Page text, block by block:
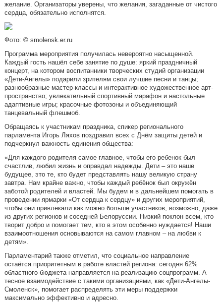
желание. Организаторы уверены, что желания, загаданные от чистого
сердца, обязательно исполнятся.
Фото: © smolensk.er.ru
Программа мероприятия получилась невероятно насыщенной.
Каждый гость нашёл себе занятие по душе: яркий праздничный
концерт, на котором воспитанники творческих студий организации
«Дети-Ангелы» подарили зрителям свои лучшие песни и танцы;
разнообразные мастер-классы и интерактивное художественное арт-
пространство; увлекательный спортивный марафон и настольные
адаптивные игры; красочные фотозоны и объединяющий
танцевальный флешмоб.
Обращаясь к участникам праздника, спикер регионального
парламента Игорь Ляхов поздравил всех с Днём защиты детей и
подчеркнул важность единения общества:
«Для каждого родителя самое главное, чтобы его ребенок был
счастлив, любил жизнь и оправдал надежды. Дети – это наше
будущее, это те, кто будет представлять нашу великую страну
завтра. Нам крайне важно, чтобы каждый ребёнок был окружён
заботой родителей и властей. Мы будем и в дальнейшем помогать в
проведении ярмарки «От сердца к сердцу» и других мероприятий,
чтобы они привлекали как можно больше участников, возможно, даже
из других регионов и соседней Белоруссии. Низкий поклон всем, кто
творит добро и помогает тем, кто в этом особенно нуждается! Наши
взаимоотношения основываются на самом главном – на любви к
детям».
Парламентарий также отметил, что социальное направление
остаётся приоритетным в работе властей региона: сегодня 62%
областного бюджета направляется на реализацию соцпрограмм. А
тесное взаимодействие с такими организациями, как «Дети-Ангелы-
Смоленск», помогает распределять эти меры поддержки
максимально эффективно и адресно.